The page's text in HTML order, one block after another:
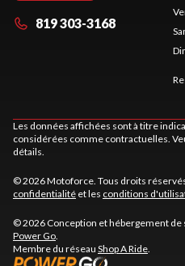
819 303-3168
Les données affichées sont à titre
considérées comme contractuelles.
détails.
© 2026 Motoforce. Tous droits
confidentialité et les conditions
© 2026 Conception et hébergement de
Power Go.
Membre du réseau Shop A Ride.